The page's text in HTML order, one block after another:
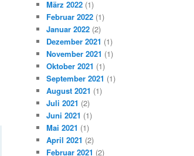
März 2022 (1)
Februar 2022 (1)
Januar 2022 (2)
Dezember 2021 (1)
November 2021 (1)
Oktober 2021 (1)
September 2021 (1)
August 2021 (1)
Juli 2021 (2)
Juni 2021 (1)
Mai 2021 (1)
April 2021 (2)
Februar 2021 (2)